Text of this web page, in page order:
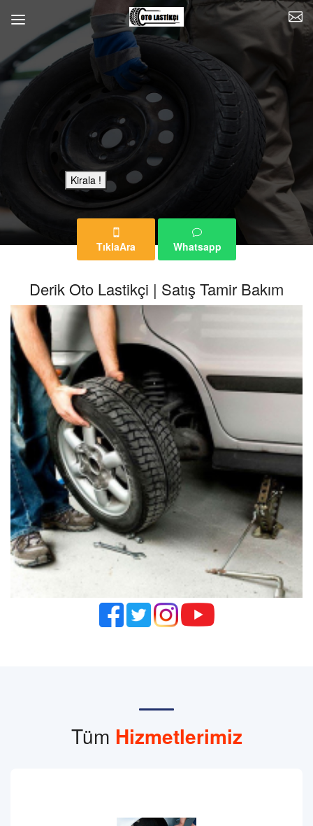
TıklaAra Whatsapp
Bu Reklam Sayfası Kiralıktır.
Kirala !
Derik Oto Lastikçi | Satış Tamir Bakım
Tüm Hizmetlerimiz